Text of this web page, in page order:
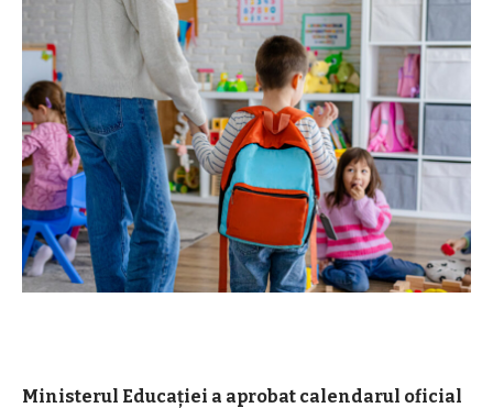
Ministerul Educației a aprobat calendarul oficial